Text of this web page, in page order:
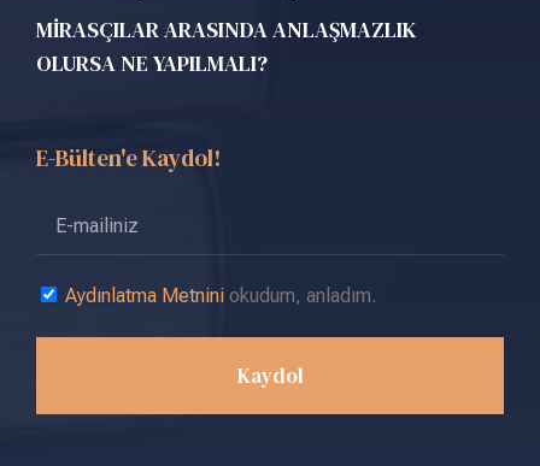
MİRASÇILAR ARASINDA ANLAŞMAZLIK
OLURSA NE YAPILMALI?
E-Bülten'e Kaydol!
Aydınlatma Metnini okudum, anladım.
Kaydol